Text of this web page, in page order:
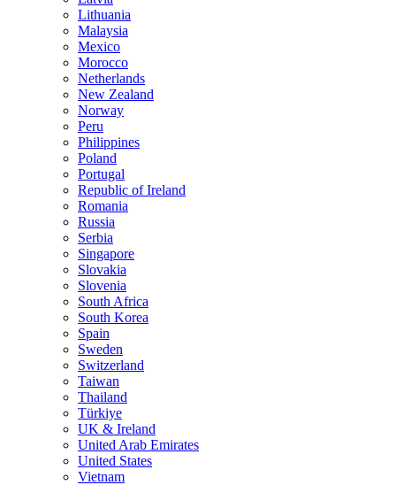
Lithuania
Malaysia
Mexico
Morocco
Netherlands
New Zealand
Norway
Peru
Philippines
Poland
Portugal
Republic of Ireland
Romania
Russia
Serbia
Singapore
Slovakia
Slovenia
South Africa
South Korea
Spain
Sweden
Switzerland
Taiwan
Thailand
Türkiye
UK & Ireland
United Arab Emirates
United States
Vietnam